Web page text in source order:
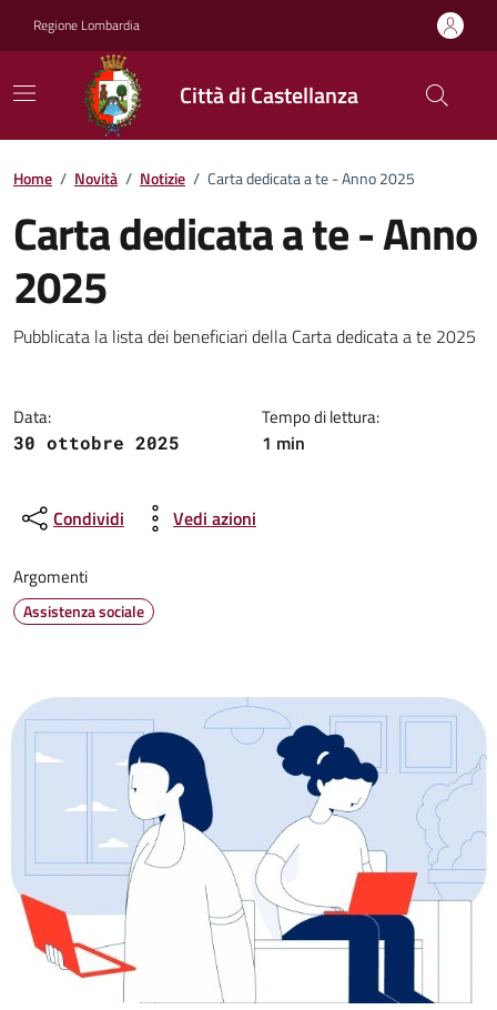
Regione Lombardia
Città di Castellanza
Home / Novità / Notizie / Carta dedicata a te - Anno 2025
Carta dedicata a te - Anno
2025
Dettagli della notizia
Pubblicata la lista dei beneficiari della Carta dedicata a te 2025
Data:
30 ottobre 2025
Tempo di lettura:
1 min
Condividi Vedi azioni
Argomenti
Assistenza sociale